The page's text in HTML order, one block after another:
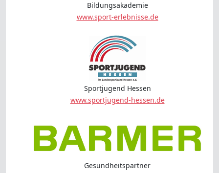
Bildungsakademie
www.sport-erlebnisse.de
Sportjugend Hessen
www.sportjugend-hessen.de
Gesundheitspartner